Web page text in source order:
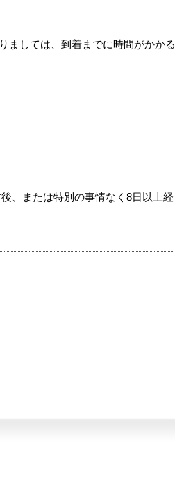
ましては、到着までに時間がかかる
、または特別の事情なく8日以上経